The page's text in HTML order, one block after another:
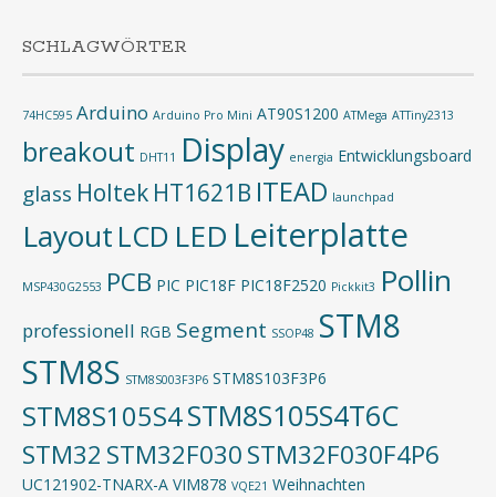
SCHLAGWÖRTER
74HC595 Arduino Arduino Pro Mini AT90S1200 ATMega ATTiny2313
breakout DHT11 Display energia Entwicklungsboard
glass Holtek HT1621B ITEAD launchpad
Layout LCD LED Leiterplatte
MSP430G2553 PCB PIC PIC18F PIC18F2520 Pickkit3 Pollin
professionell RGB Segment SSOP48 STM8
STM8S STM8S003F3P6 STM8S103F3P6
STM8S105S4STM8S105S4T6C
STM32 STM32F030STM32F030F4P6
UC121902-TNARX-A VIM878 VQE21 Weihnachten